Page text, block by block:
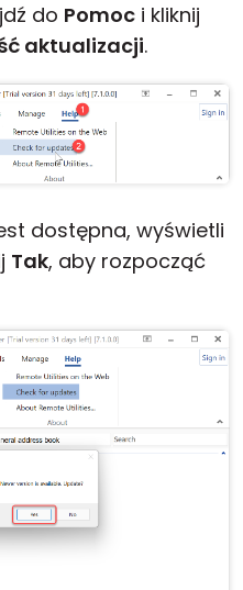
do Pomoc i kliknij
aktualizacji.
dostępna, wyświetli
Tak, aby rozpocząć